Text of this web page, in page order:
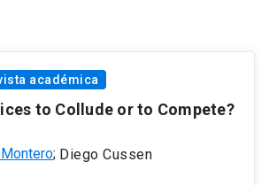
académica
to Collude or to Compete?
; Diego Cussen